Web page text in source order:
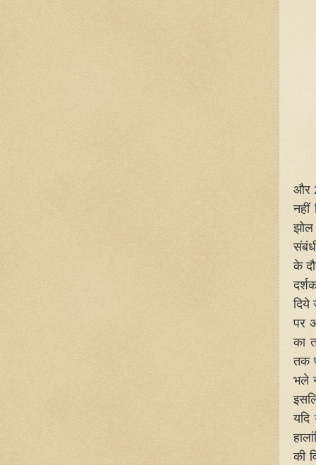
और
नहीं
झोल
के
दिये
पर
का
तक
भले
यदि
की